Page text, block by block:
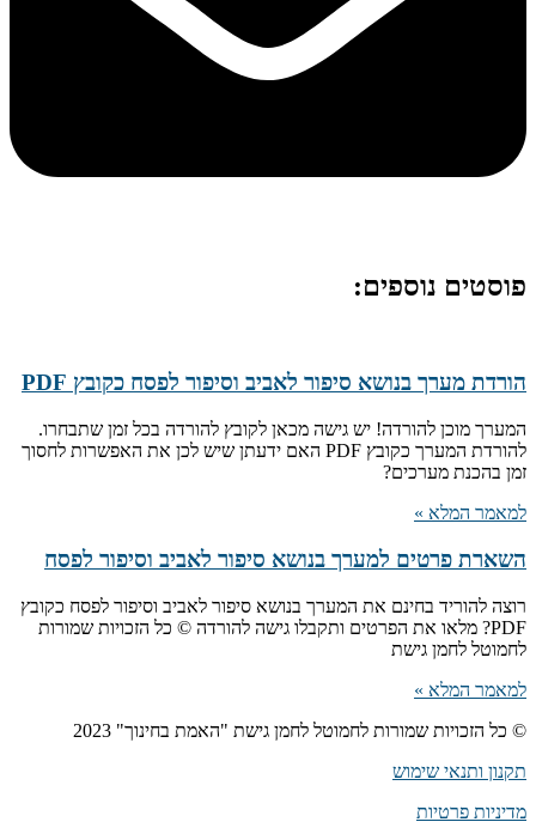
פוסטים נוספים:
הורדת מערך בנושא סיפור לאביב וסיפור לפסח כקובץ PDF
המערך מוכן להורדה! יש גישה מכאן לקובץ להורדה בכל זמן שתבחרו.
להורדת המערך כקובץ PDF האם ידעתן שיש לכן את האפשרות לחסוך
זמן בהכנת מערכים?
למאמר המלא »
השארת פרטים למערך בנושא סיפור לאביב וסיפור לפסח
רוצה להוריד בחינם את המערך בנושא סיפור לאביב וסיפור לפסח כקובץ
PDF? מלאו את הפרטים ותקבלו גישה להורדה © כל הזכויות שמורות
לחמוטל לחמן גישת
למאמר המלא »
© כל הזכויות שמורות לחמוטל לחמן גישת "האמת בחינוך" 2023
תקנון ותנאי שימוש
מדיניות פרטיות